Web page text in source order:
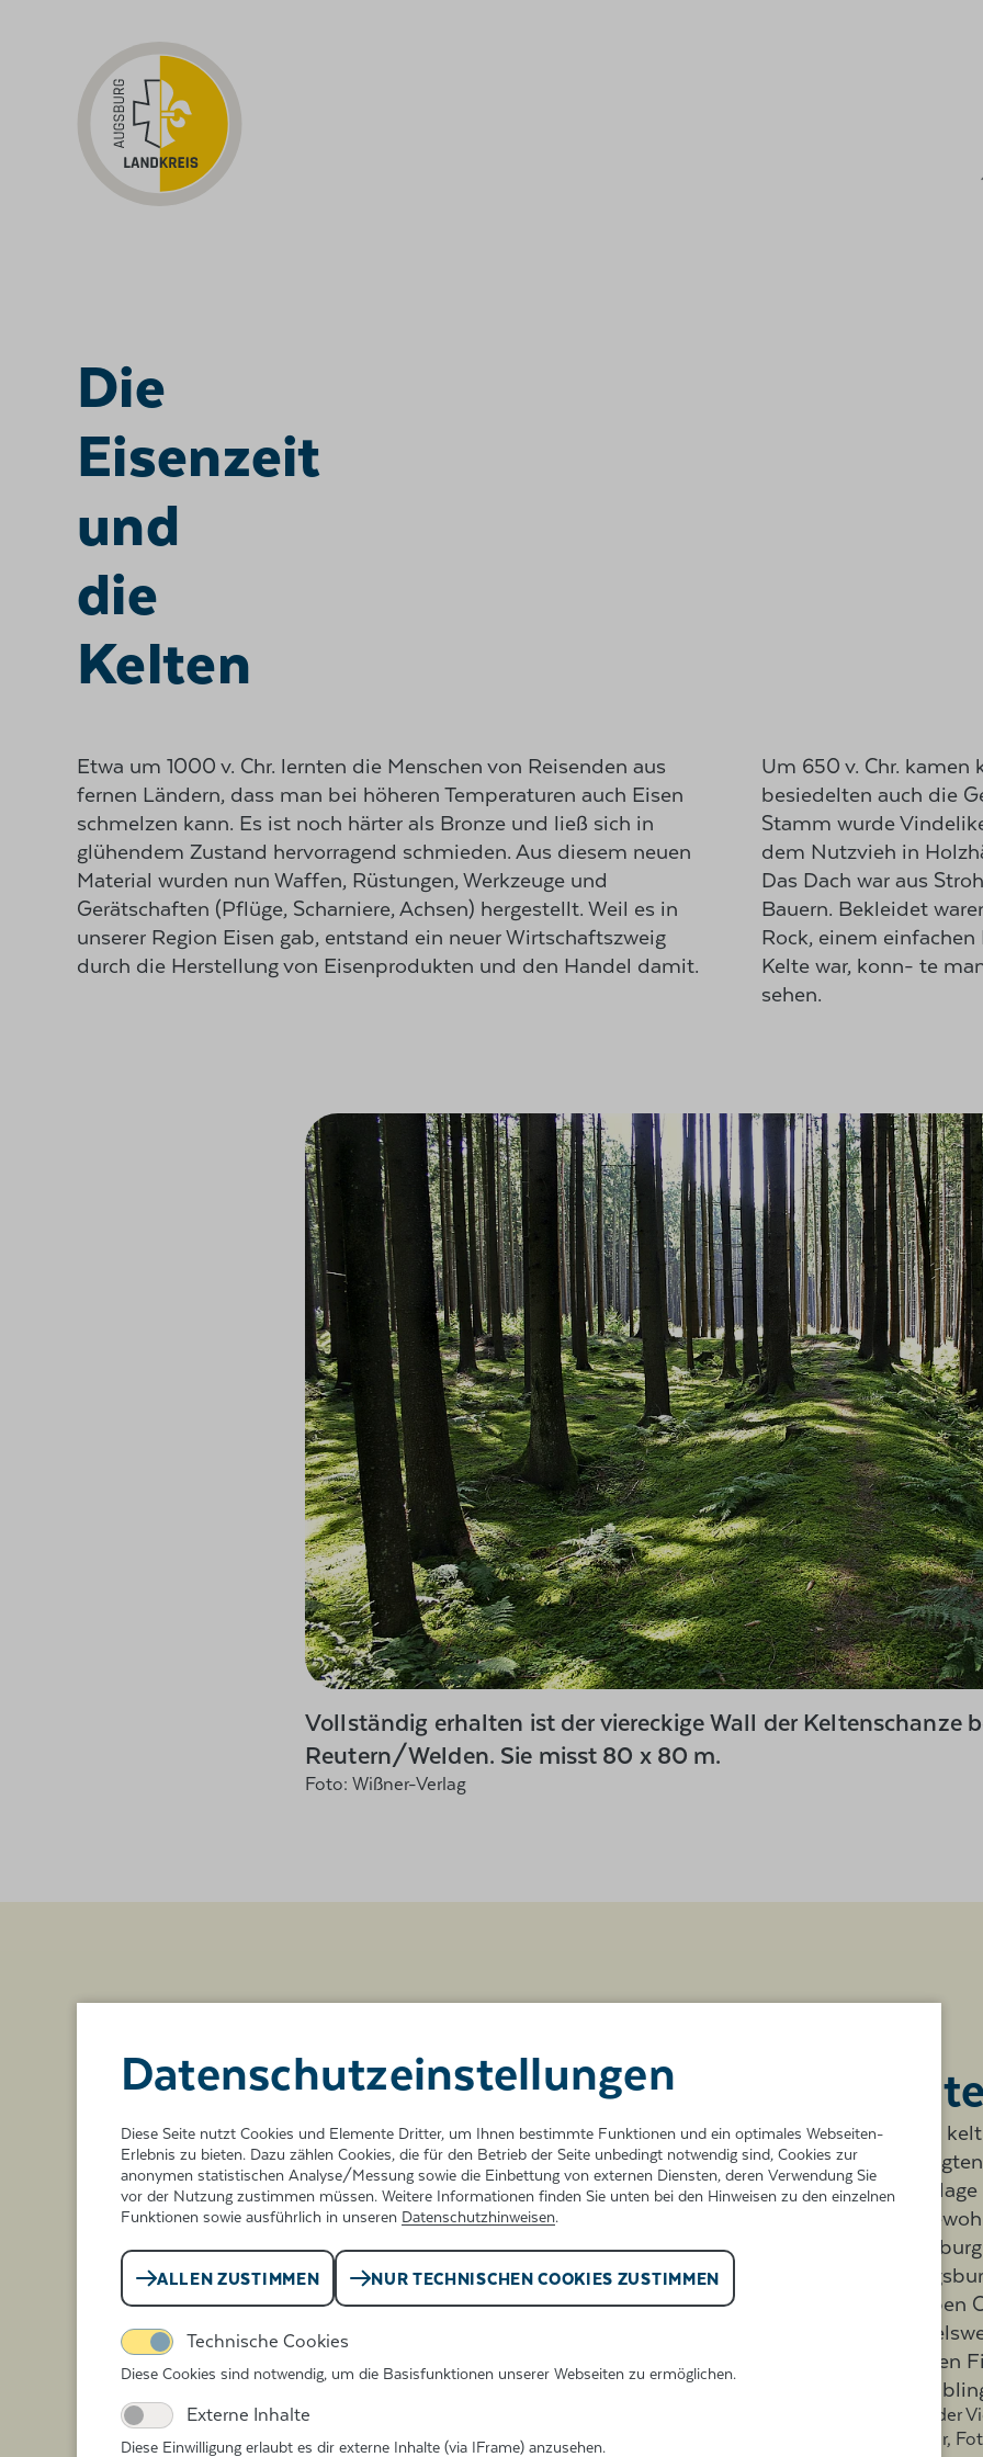
ZUM INHALT SPRINGEN
Die
Eisenzeit
und
die
Kelten
Etwa um 1000 v. Chr. lernten die Menschen von Reisenden aus
fernen Ländern, dass man bei höheren Temperaturen auch Eisen
schmelzen kann. Es ist noch härter als Bronze und ließ sich in
glühendem Zustand hervorragend schmieden. Aus diesem neuen
Material wurden nun Waffen, Rüstungen, Werkzeuge und
Gerätschaften (Pflüge, Scharniere, Achsen) hergestellt. Weil es in
unserer Region Eisen gab, entstand ein neuer Wirtschaftszweig
durch die Herstellung von Eisenprodukten und den Handel damit.
Um 650 v. Chr.
besiedelten auch die
Stamm wurde
dem Nutzvieh in
Das Dach war aus
Bauern. Bekleidet
Rock, einem
Kelte war, konn- te
sehen.
Vollständig erhalten ist der viereckige Wall der Keltenschanze
Reutern/Welden. Sie misst 80 x 80 m.
Foto: Wißner-Verlag
Für die
den
Im
an sieben
zwischen
von
Modell der
Schuster,
Datenschutz­einstellungen
Diese Seite nutzt Cookies und Elemente Dritter, um Ihnen bestimmte Funktionen und ein optimales Webseiten-
Erlebnis zu bieten. Dazu zählen Cookies, die für den Betrieb der Seite unbedingt notwendig sind, Cookies zur
anonymen statistischen Analyse/Messung sowie die Einbettung von externen Diensten, deren Verwendung Sie
vor der Nutzung zustimmen müssen. Weitere Informationen finden Sie unten bei den Hinweisen zu den einzelnen
Funktionen sowie ausführlich in unseren Datenschutzhinweisen.
ALLEN ZUSTIMMEN NUR TECHNISCHEN COOKIES ZUSTIMMEN
Technische Cookies
Diese Cookies sind notwendig, um die Basisfunktionen unserer Webseiten zu ermöglichen.
Externe Inhalte
Diese Einwilligung erlaubt es dir externe Inhalte (via IFrame) anzusehen.